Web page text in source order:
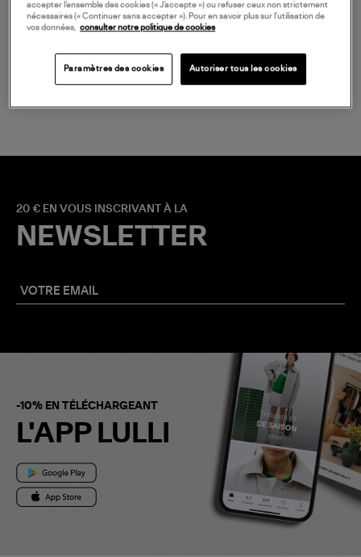
20 € EN VOUS INSCRIVANT À LA
NEWSLETTER
-10% EN TÉLÉCHARGEANT
L'APP LULLI
accepter l’ensemble des cookies (« J’accepte ») ou refuser ceux non strictement
nécessaires (« Continuer sans accepter »). Pour en savoir plus sur l’utilisation de
vos données, consulter notre politique de cookies
Paramètres des cookies Autoriser tous les cookies